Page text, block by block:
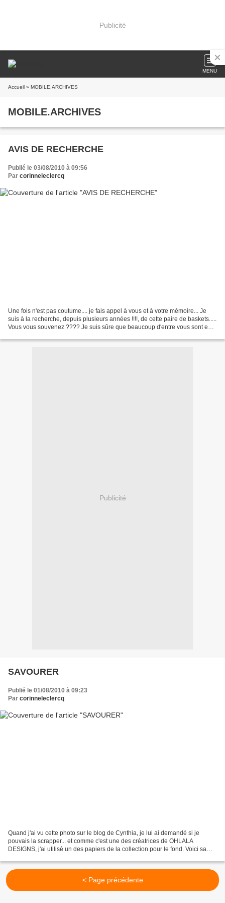
Publicité
MENU
Accueil » MOBILE.ARCHIVES
MOBILE.ARCHIVES
AVIS DE RECHERCHE
Publié le 03/08/2010 à 09:56
Par corinneleclercq
Une fois n'est pas coutume.... je fais appel à vous et à votre mémoire... Je
suis à la recherche, depuis plusieurs années !!!!, de cette paire de baskets.....
Vous vous souvenez ???? Je suis sûre que beaucoup d'entre vous sont en
Publicité
SAVOURER
Publié le 01/08/2010 à 09:23
Par corinneleclercq
Quand j'ai vu cette photo sur le blog de Cynthia, je lui ai demandé si je
pouvais la scrapper... et comme c'est une des créatrices de OHLALA
DESIGNS, j'ai utilisé un des papiers de la collection pour le fond. Voici sa
< Page précédente